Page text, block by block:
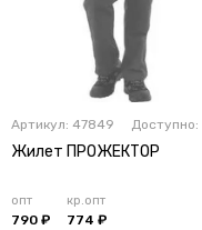
Артикул: 47849 Доступно:
Жилет ПРОЖЕКТОР
опт
790 ₽
кр.опт
774 ₽